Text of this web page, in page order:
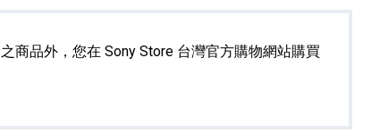
之商品外，您在 Sony Store 台灣官方購物網站購買